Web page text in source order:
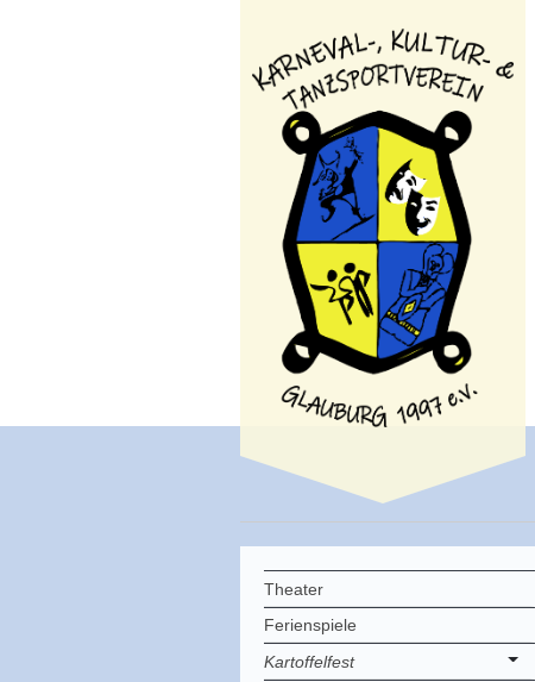
Theater
Ferienspiele
Kartoffelfest